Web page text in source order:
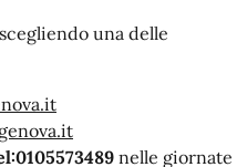
scegliendo una delle
nelle giornate